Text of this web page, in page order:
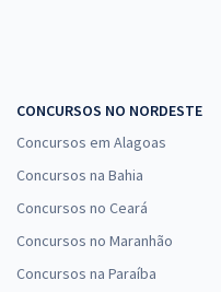
CONCURSOS NO NORDESTE
Concursos em Alagoas
Concursos na Bahia
Concursos no Ceará
Concursos no Maranhão
Concursos na Paraíba